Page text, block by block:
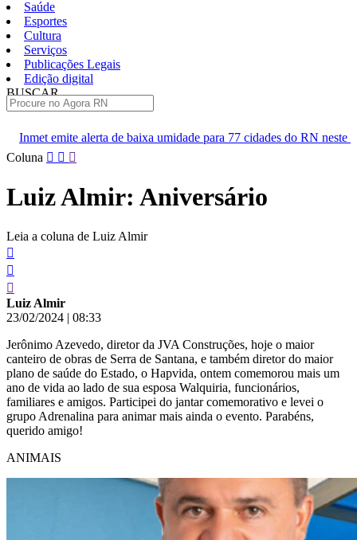
Saúde
Esportes
Cultura
Serviços
Publicações Legais
Edição digital
BUSCAR
umidade para 77 cidades do RN neste sábado
Polícia
Pular
conteúdo
Coluna
Luiz Almir: Aniversário
Leia a coluna de Luiz Almir
Luiz Almir
23/02/2024 | 08:33
Jerônimo Azevedo, diretor da JVA Construções, hoje o maior
canteiro de obras de Serra de Santana, e também diretor do maior
plano de saúde do Estado, o Hapvida, ontem comemorou mais um
ano de vida ao lado de sua esposa Walquiria, funcionários,
familiares e amigos. Participei do jantar comemorativo e levei o
grupo Adrenalina para animar mais ainda o evento. Parabéns,
querido amigo!
ANIMAIS